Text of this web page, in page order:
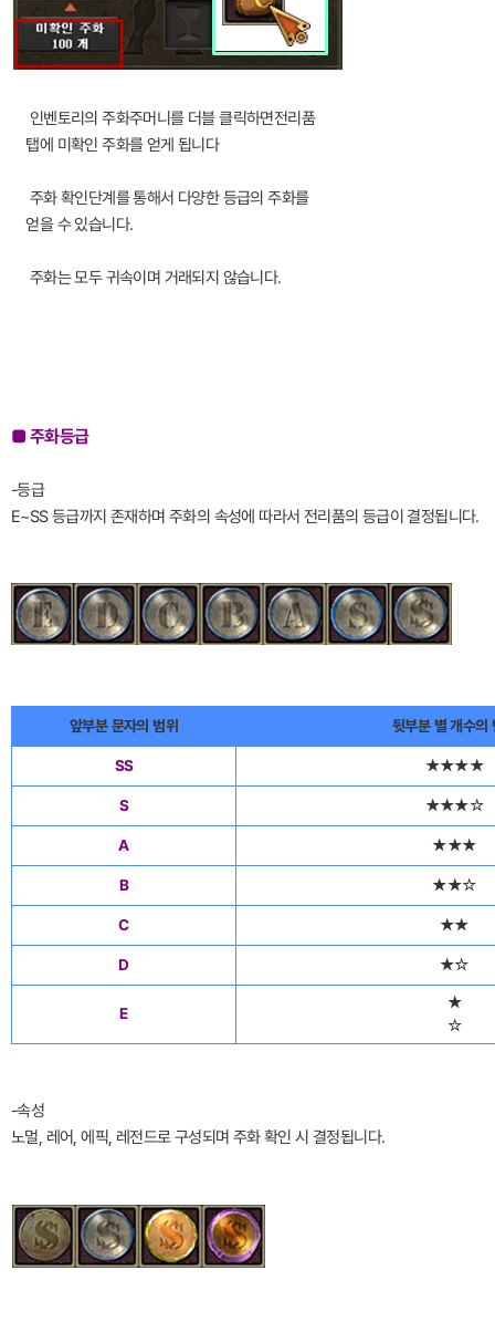
인벤토리의 주화주머니를 더블 클릭하면전리품
탭에 미확인 주화를 얻게 됩니다
주화 확인단계를 통해서 다양한 등급의 주화를
얻을 수 있습니다.
주화는 모두 귀속이며 거래되지 않습니다.
■ 주화등급
-등급
E~SS 등급까지 존재하며 주화의 속성에 따라서 전리품의 등급이 결정됩니다.
앞부분 문자의 범위 뒷부분 별 개수의
SS ★★★★
S ★★★☆
A ★★★
B ★★☆
C ★★
D ★☆
E
★
☆
-속성
노멀, 레어, 에픽, 레전드로 구성되며 주화 확인 시 결정됩니다.